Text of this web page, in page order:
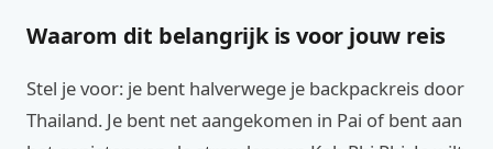
Waarom dit belangrijk is voor jouw reis
Stel je voor: je bent halverwege je backpackreis door
Thailand. Je bent net aangekomen in Pai of bent aan